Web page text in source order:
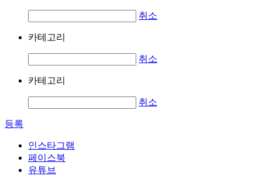
취소
카테고리
취소
카테고리
취소
등록
인스타그램
페이스북
유튜브